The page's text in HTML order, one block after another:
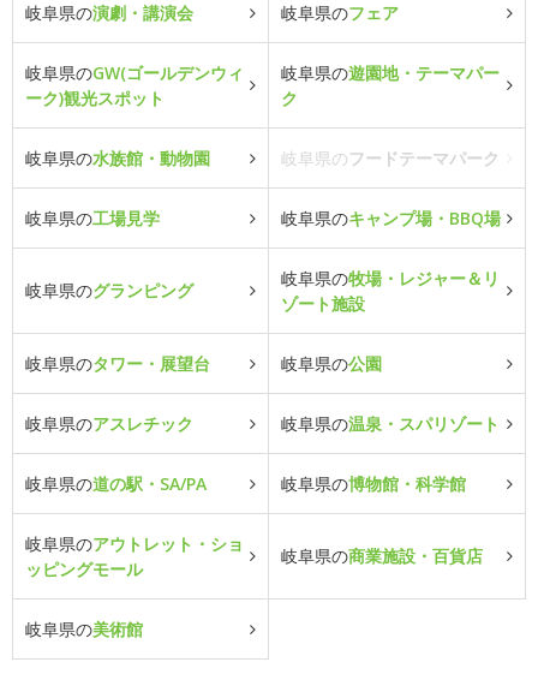
岐阜県の演劇・講演会 岐阜県のフェア
岐阜県のGW(ゴールデンウィ
ーク)観光スポット
岐阜県の遊園地・テーマパー
ク
岐阜県の水族館・動物園 岐阜県のフードテーマパーク
岐阜県の工場見学 岐阜県のキャンプ場・BBQ場
岐阜県のグランピング
岐阜県の牧場・レジャー＆リ
ゾート施設
岐阜県のタワー・展望台 岐阜県の公園
岐阜県のアスレチック 岐阜県の温泉・スパリゾート
岐阜県の道の駅・SA/PA 岐阜県の博物館・科学館
岐阜県のアウトレット・ショ
ッピングモール
岐阜県の商業施設・百貨店
岐阜県の美術館